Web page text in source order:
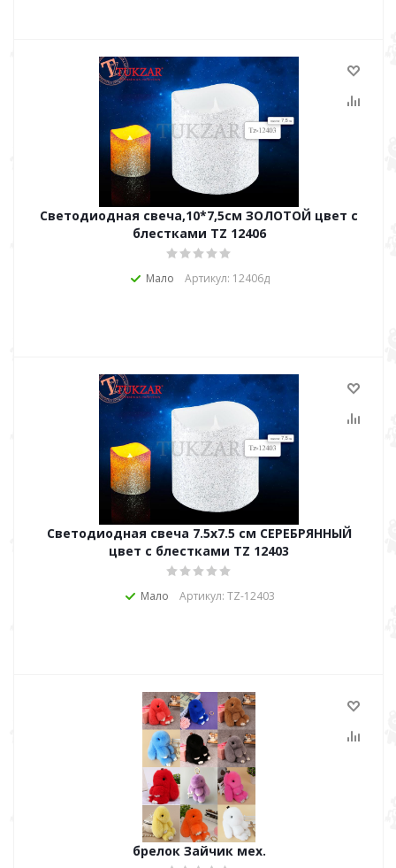
Светодиодная свеча,10*7,5см ЗОЛОТОЙ цвет с
блестками TZ 12406
Мало Артикул: 12406д
Светодиодная свеча 7.5х7.5 см СЕРЕБРЯННЫЙ
цвет с блестками TZ 12403
Мало Артикул: TZ-12403
брелок Зайчик мех.